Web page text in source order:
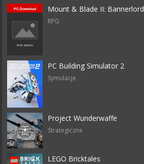
Mount & Blade II: Bannerlord
RPG
PC Building Simulator 2
Symulacje
Project Wunderwaffe
Strategiczne
LEGO Bricktales